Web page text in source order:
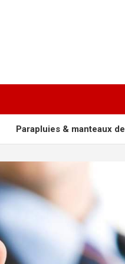
& manteaux de pluie